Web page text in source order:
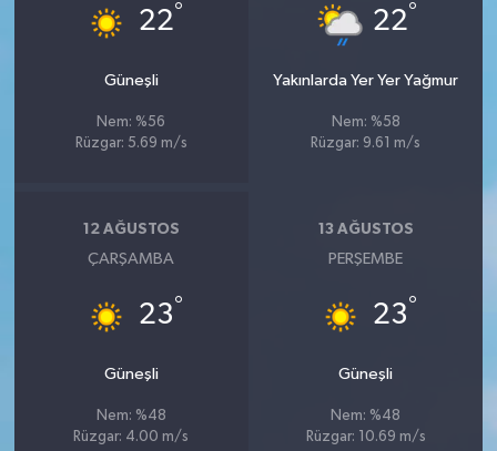
22°
Güneşli
Nem: %56
Rüzgar: 5.69 m/s
22°
Yakınlarda Yer Yer Yağmur
Nem: %58
Rüzgar: 9.61 m/s
12 AĞUSTOS
ÇARŞAMBA
23°
Güneşli
Nem: %48
Rüzgar: 4.00 m/s
13 AĞUSTOS
PERŞEMBE
23°
Güneşli
Nem: %48
Rüzgar: 10.69 m/s